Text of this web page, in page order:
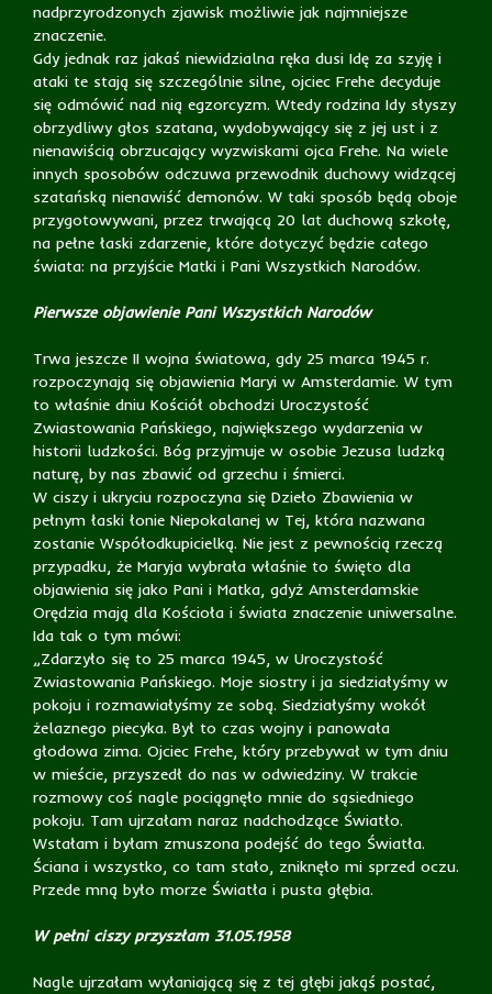
nadprzyrodzonych zjawisk możliwie jak najmniejsze
znaczenie.
Gdy jednak raz jakaś niewidzialna ręka dusi Idę za szyję i
ataki te stają się szczególnie silne, ojciec Frehe decyduje
się odmówić nad nią egzorcyzm. Wtedy rodzina Idy słyszy
obrzydliwy głos szatana, wydobywający się z jej ust i z
nienawiścią obrzucający wyzwiskami ojca Frehe. Na wiele
innych sposobów odczuwa przewodnik duchowy widzącej
szatańską nienawiść demonów. W taki sposób będą oboje
przygotowywani, przez trwającą 20 lat duchową szkołę,
na pełne łaski zdarzenie, które dotyczyć będzie całego
świata: na przyjście Matki i Pani Wszystkich Narodów.
Pierwsze objawienie Pani Wszystkich Narodów
Trwa jeszcze II wojna światowa, gdy 25 marca 1945 r.
rozpoczynają się objawienia Maryi w Amsterdamie. W tym
to właśnie dniu Kościół obchodzi Uroczystość
Zwiastowania Pańskiego, największego wydarzenia w
historii ludzkości. Bóg przyjmuje w osobie Jezusa ludzką
naturę, by nas zbawić od grzechu i śmierci.
W ciszy i ukryciu rozpoczyna się Dzieło Zbawienia w
pełnym łaski łonie Niepokalanej w Tej, która nazwana
zostanie Współodkupicielką. Nie jest z pewnością rzeczą
przypadku, że Maryja wybrała właśnie to święto dla
objawienia się jako Pani i Matka, gdyż Amsterdamskie
Orędzia mają dla Kościoła i świata znaczenie uniwersalne.
Ida tak o tym mówi:
„Zdarzyło się to 25 marca 1945, w Uroczystość
Zwiastowania Pańskiego. Moje siostry i ja siedziałyśmy w
pokoju i rozmawiałyśmy ze sobą. Siedziałyśmy wokół
żelaznego piecyka. Był to czas wojny i panowała
głodowa zima. Ojciec Frehe, który przebywał w tym dniu
w mieście, przyszedł do nas w odwiedziny. W trakcie
rozmowy coś nagle pociągnęło mnie do sąsiedniego
pokoju. Tam ujrzałam naraz nadchodzące Światło.
Wstałam i byłam zmuszona podejść do tego Światła.
Ściana i wszystko, co tam stało, zniknęło mi sprzed oczu.
Przede mną było morze Światła i pusta głębia.
W pełni ciszy przyszłam 31.05.1958
Nagle ujrzałam wyłaniającą się z tej głębi jakąś postać,